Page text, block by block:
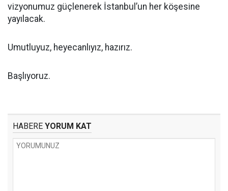
vizyonumuz güçlenerek İstanbul’un her köşesine
yayılacak.
Umutluyuz, heyecanlıyız, hazırız.
Başlıyoruz.
HABERE YORUM KAT